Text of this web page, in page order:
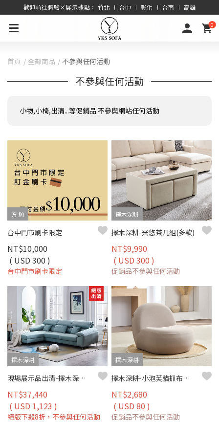
歡迎前往體驗×展示據點： 竹北 ∣ 台中 ∣ 彰化 ∣ 台南 ∣ 高雄
0
首頁 全部商品 不參與任何活動
不參與任何活動
小物,小椅,出清...等促銷品.不參與網站任何活動
方 願
台中門市刷卡限定
NT$10,000
( USD 300 )
台中門市刷卡限定
擇木深耕
擇木深耕-米悠茶几組(多款)
NT$9,990
( USD 300 )
促銷品不參與任何活動
擇木深耕
現場展示品出清-擇木深耕-莫利L型貓抓布沙發(左型)
NT$37,440
( USD 1,123 )
絕版下殺8折，不參與任何活動
擇木深耕
擇木深耕-小泡芙貓抓布沙發椅(五色)
NT$2,680
( USD 80 )
促銷品不參與任何活動